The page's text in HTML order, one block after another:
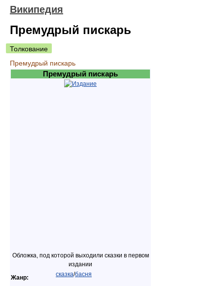
Википедия
Премудрый пискарь
Толкование
Премудрый пискарь
Премудрый пискарь
Обложка, под которой выходили сказки в первом
издании
Жанр:
сказка/басня